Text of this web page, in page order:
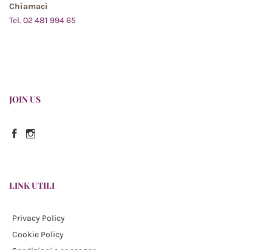
Chiamaci
Tel. 02 481 994 65
JOIN US
Facebook
Instagram
LINK UTILI
Privacy Policy
Cookie Policy